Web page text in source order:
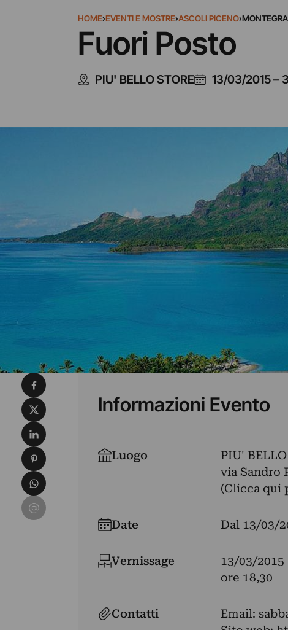
HOME›EVENTI E MOSTRE›ASCOLI PICENO›
Fuori Posto
PIU' BELLO STORE 13/03/2015–
Informazioni Evento
Luogo
PIU'
via Sandro
(Clicca qui
Date Dal 13/03/
Vernissage
13/03/2015
ore 18,30
Contatti Email:
Condividi su Facebook
Condividi su X
Condividi su LinkedIn
Condividi su Pinterest
Condividi su WhatsApp
Condividi su Email